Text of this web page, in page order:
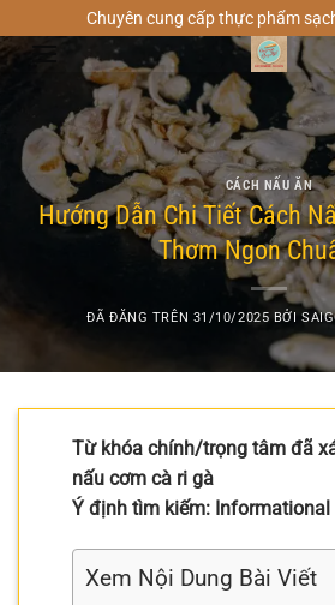
đến
Chuyên cung cấp thực phẩm
CÁCH NẤU ĂN
Hướng Dẫn Chi Tiết Cách
Thơm Ngon
ĐÃ ĐĂNG TRÊN 31/10/2025 BỞI
Từ khóa chính/trọng tâm đã
nấu cơm cà ri gà
Ý định tìm kiếm: Informational
Xem Nội Dung Bài Viết